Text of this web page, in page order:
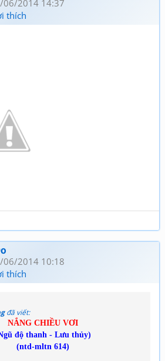
06/2014 14:37
thích
06/2014 10:18
thích
đã viết:
NẮNG CHIỀU VƠI
độ thanh - Lưu thủy)
(ntd-mltn 614)